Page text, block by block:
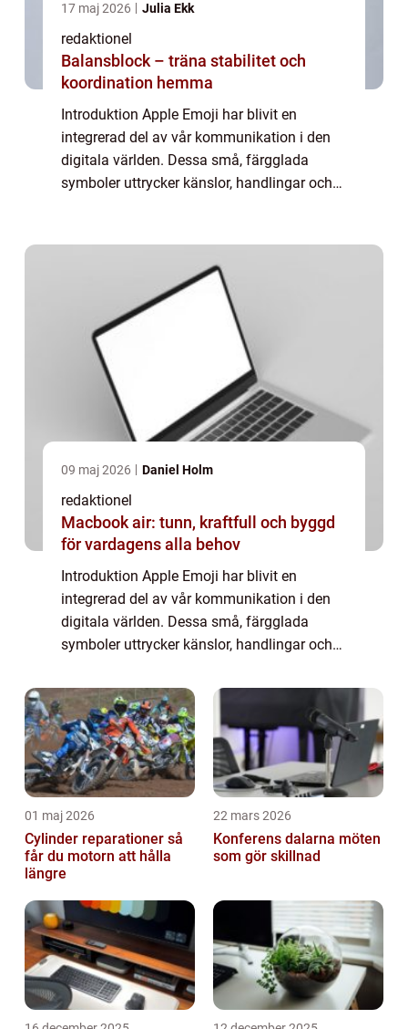
17 maj 2026 Julia Ekk
redaktionel
Balansblock – träna stabilitet och
koordination hemma
Introduktion Apple Emoji har blivit en
integrerad del av vår kommunikation i den
digitala världen. Dessa små, färgglada
symboler uttrycker känslor, handlingar och
09 maj 2026 Daniel Holm
redaktionel
Macbook air: tunn, kraftfull och byggd
för vardagens alla behov
Introduktion Apple Emoji har blivit en
integrerad del av vår kommunikation i den
digitala världen. Dessa små, färgglada
symboler uttrycker känslor, handlingar och
kommer vi att utforska och analysera
Apple...
01 maj 2026
Cylinder reparationer så
får du motorn att hålla
längre
22 mars 2026
Konferens dalarna möten
som gör skillnad